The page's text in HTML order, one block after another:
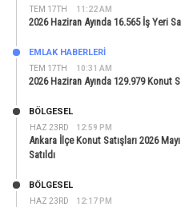
TEM 17TH 11:22 AM
2026 Haziran Ayında 16.565 İş Yeri
TEM 17TH 10:31 AM
EMLAK HABERLERI
2026 Haziran Ayında 129.979 Konut
HAZ 23RD 12:59 PM
BÖLGESEL
Ankara İlçe Konut Satışları 2026
Satıldı
HAZ 23RD 12:17 PM
BÖLGESEL